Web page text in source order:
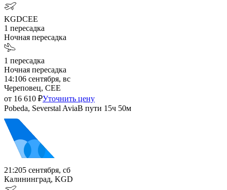
KGDCEE
1 пересадка
Ночная пересадка
1 пересадка
Ночная пересадка
14:106 сентября, вс
Череповец, CEE
от 16 610 ₽Уточнить цену
Pobeda, Severstal AviaВ пути 15ч 50м
21:205 сентября, сб
Калининград, KGD